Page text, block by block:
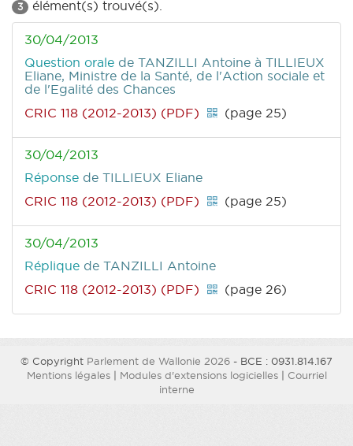
3 élément(s) trouvé(s).
30/04/2013
Question orale de TANZILLI Antoine à TILLIEUX
Eliane, Ministre de la Santé, de l'Action sociale et
de l'Egalité des Chances
CRIC 118 (2012-2013) (PDF)
(page 25)
30/04/2013
Réponse de TILLIEUX Eliane
CRIC 118 (2012-2013) (PDF)
(page 25)
30/04/2013
Réplique de TANZILLI Antoine
CRIC 118 (2012-2013) (PDF)
(page 26)
© Copyright Parlement de Wallonie 2026 - BCE : 0931.814.167
Mentions légales| Modules d'extensions logicielles| Courriel
interne